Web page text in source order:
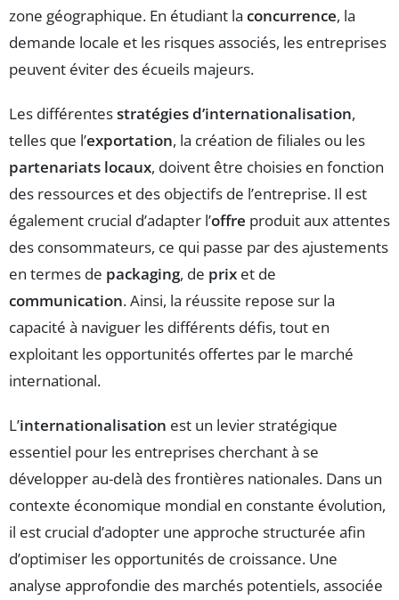
zone géographique. En étudiant la concurrence, la
demande locale et les risques associés, les entreprises
peuvent éviter des écueils majeurs.
Les différentesstratégies d’internationalisation,
telles que l’exportation, la création de filiales ou les
partenariats locaux, doivent être choisies en fonction
des ressources et des objectifs de l’entreprise. Il est
également crucial d’adapter l’offre produit aux attentes
des consommateurs, ce qui passe par des ajustements
en termes de packaging, de prix et de
communication. Ainsi, la réussite repose sur la
capacité à naviguer les différents défis, tout en
exploitant les opportunités offertes par le marché
international.
L’internationalisation est un levier stratégique
essentiel pour les entreprises cherchant à se
développer au-delà des frontières nationales. Dans un
contexte économique mondial en constante évolution,
il est crucial d’adopter une approche structurée afin
d’optimiser les opportunités de croissance. Une
analyse approfondie des marchés potentiels, associée